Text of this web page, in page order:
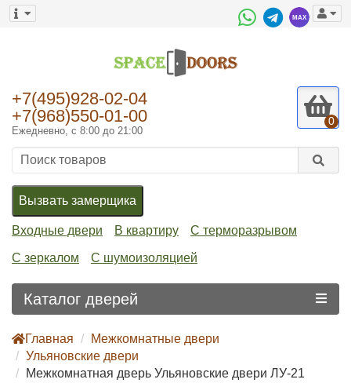
+7(495)928-02-04
+7(968)550-01-00
Ежедневно, с 8:00 до 21:00
0
Вызвать замерщика
Входные двери В квартиру С терморазрывом
С зеркалом С шумоизоляцией
Каталог дверей
Главная
Межкомнатные двери
Ульяновские двери
Межкомнатная дверь Ульяновские двери ЛУ-21